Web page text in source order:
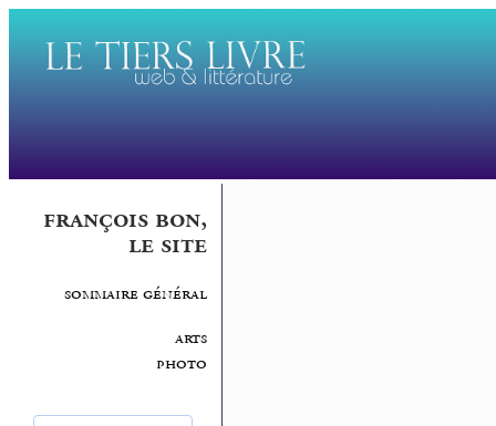
françois bon,
le site
sommaire général
arts
photo